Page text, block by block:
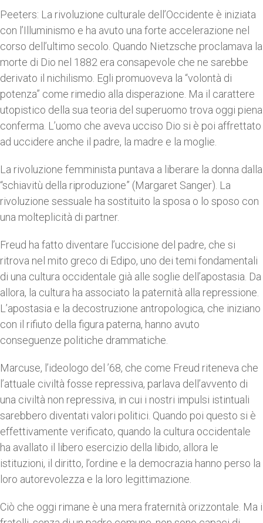
Peeters: La rivoluzione culturale dell’Occidente è iniziata
con l’Illuminismo e ha avuto una forte accelerazione nel
corso dell’ultimo secolo. Quando Nietzsche proclamava la
morte di Dio nel 1882 era consapevole che ne sarebbe
derivato il nichilismo. Egli promuoveva la “volontà di
potenza” come rimedio alla disperazione. Ma il carattere
utopistico della sua teoria del superuomo trova oggi piena
conferma. L’uomo che aveva ucciso Dio si è poi affrettato
ad uccidere anche il padre, la madre e la moglie.
La rivoluzione femminista puntava a liberare la donna dalla
“schiavitù della riproduzione” (Margaret Sanger). La
rivoluzione sessuale ha sostituito la sposa o lo sposo con
una molteplicità di partner.
Freud ha fatto diventare l’uccisione del padre, che si
ritrova nel mito greco di Edipo, uno dei temi fondamentali
di una cultura occidentale già alle soglie dell’apostasia. Da
allora, la cultura ha associato la paternità alla repressione.
L’apostasia e la decostruzione antropologica, che iniziano
con il rifiuto della figura paterna, hanno avuto
conseguenze politiche drammatiche.
Marcuse, l’ideologo del ’68, che come Freud riteneva che
l’attuale civiltà fosse repressiva, parlava dell’avvento di
una civiltà non repressiva, in cui i nostri impulsi istintuali
sarebbero diventati valori politici. Quando poi questo si è
effettivamente verificato, quando la cultura occidentale
ha avallato il libero esercizio della libido, allora le
istituzioni, il diritto, l’ordine e la democrazia hanno perso la
loro autorevolezza e la loro legittimazione.
Ciò che oggi rimane è una mera fraternità orizzontale. Ma i